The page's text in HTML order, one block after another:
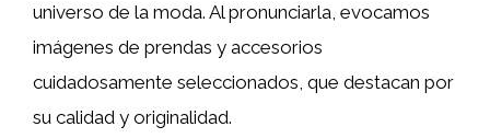
universo de la moda. Al pronunciarla, evocamos
imágenes de prendas y accesorios
cuidadosamente seleccionados, que destacan por
su calidad y originalidad.